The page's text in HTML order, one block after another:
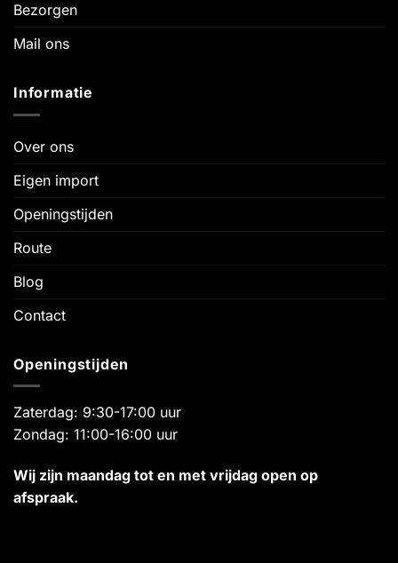
Bezorgen
Mail ons
Informatie
Over ons
Eigen import
Openingstijden
Route
Blog
Contact
Openingstijden
Zaterdag: 9:30-17:00 uur
Zondag: 11:00-16:00 uur
Wij zijn maandag tot en met vrijdag open op
afspraak.